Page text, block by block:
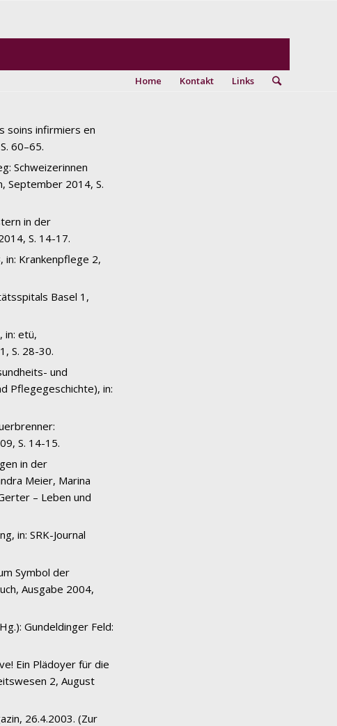
Home Kontakt Links
soins infirmiers en
60–65.
Schweizerinnen
September 2014, S.
in der
S. 14-17.
in: Krankenpflege 2,
Basel 1,
in: etü,
S. 28-30.
und
Pflegegeschichte), in:
S. 14-15.
in der
Meier, Marina
– Leben und
in: SRK-Journal
Symbol der
Ausgabe 2004,
Gundeldinger Feld:
Ein Plädoyer für die
2, August
26.4.2003. (Zur